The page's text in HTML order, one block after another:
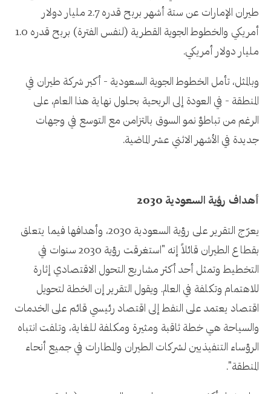
طيران الإمارات عن ستة أشهر بربح قدره 2.7 مليار دولار
أمريكي والخطوط الجوية القطرية (لنفس الفترة) بربح قدره 1.0
مليار دولار أمريكي.
وبالمثل، تأمل الخطوط الجوية السعودية - أكبر شركة طيران في
المنطقة - في العودة إلى الربحية بحلول نهاية هذا العام، على
الرغم من تباطؤ نمو السوق بالتزامن مع التوسع في وجهات
جديدة في الأشهر الاثني عشر الماضية.
أهداف رؤية السعودية 2030
يعرّج التقرير على رؤية السعودية 2030، وأهدافها فيما يتعلق
بقطاع الطيران قائلاً إنه "استغرقت رؤية 2030 سنوات في
التخطيط وتمثل أحد أكثر مشاريع التحول الاقتصادي إثارة
للاهتمام وتكلفة في العالم. ويقول التقرير إن الخطة لتحويل
اقتصاد يعتمد على النفط إلى اقتصاد رئيسي قائم على الخدمات
والسياحة هي خطة ثاقبة ومثيرة ومكلفة للغاية، وتلفت انتباه
الرؤساء التنفيذيين لشركات الطيران والمطارات في جميع أنحاء
المنطقة".